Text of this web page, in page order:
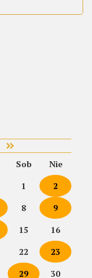
Sob
Nie
1
2
8
9
15
16
22
23
29 30